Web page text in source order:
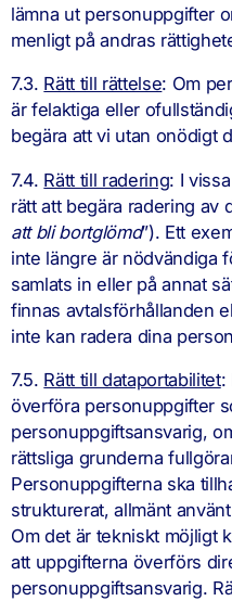
lämna ut personuppgifter
menligt på andras
7.3. Rätt till rättelse: Om
är felaktiga eller
begära att vi utan onödigt
7.4. Rätt till radering: I
rätt att begära radering av
att bli bortglömd”). Ett
inte längre är nödvändiga
samlats in eller på annat
finnas avtalsförhållanden
inte kan radera dina
7.5. Rätt till dataportabilitet:
överföra personuppgifter
personuppgiftsansvarig,
rättsliga grunderna
Personuppgifterna ska
strukturerat, allmänt
Om det är tekniskt möjligt
att uppgifterna överförs
personuppgiftsansvarig.